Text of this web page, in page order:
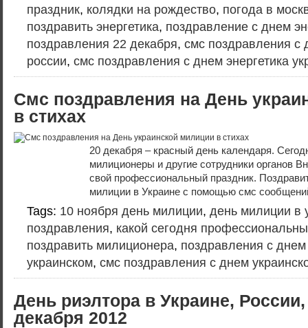
праздник, колядки на рождество, погода в
поздравить энергетика, поздравление с днем
поздравления 22 декабря, смс поздравления с
россии, смс поздравления с днем энергетика
Смс поздравления на День
в стихах
20 декабря – красный день календаря.
милиционеры и другие сотрудники органов
свой профессиональный праздник.
милиции в Украине с помощью смс
Tags: 10 ноября день милиции, день милиции в
поздравления, какой сегодня
поздравить милиционера, поздравления с
украинском, смс поздравления с днем
День риэлтора в Украине,
декабря 2012